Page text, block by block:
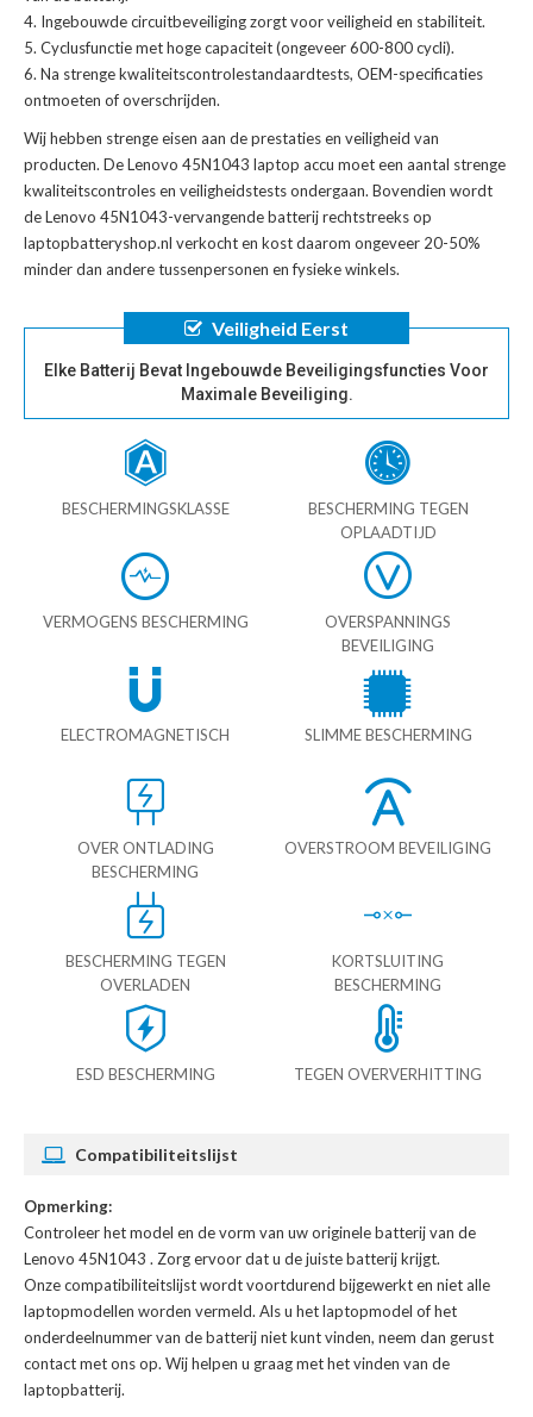
Ingebouwde circuitbeveiliging zorgt voor veiligheid en stabiliteit.
Cyclusfunctie met hoge capaciteit (ongeveer 600-800 cycli).
Na strenge kwaliteitscontrolestandaardtests, OEM-specificaties
ontmoeten of overschrijden.
Wij hebben strenge eisen aan de prestaties en veiligheid van
producten. DeLenovo 45N1043 laptop accu moet een aantal strenge
kwaliteitscontroles en veiligheidstests ondergaan. Bovendien wordt
deLenovo 45N1043-vervangende batterijrechtstreeks op
laptopbatteryshop.nl verkocht en kost daarom ongeveer 20-50%
minder dan andere tussenpersonen en fysieke winkels.
Veiligheid Eerst
Elke Batterij Bevat Ingebouwde Beveiligingsfuncties Voor
Maximale Beveiliging.
BESCHERMINGSKLASSE
BESCHERMING TEGEN
OPLAADTIJD
VERMOGENS BESCHERMING
OVERSPANNINGS
BEVEILIGING
ELECTROMAGNETISCH SLIMME BESCHERMING
OVER ONTLADING
BESCHERMING
OVERSTROOM BEVEILIGING
BESCHERMING TEGEN
OVERLADEN
KORTSLUITING
BESCHERMING
ESD BESCHERMING TEGEN OVERVERHITTING
Compatibiliteitslijst
Opmerking:
Controleer het model en de vorm van uw originele batterij van de
Lenovo 45N1043 . Zorg ervoor dat u de juiste batterij krijgt.
Onze compatibiliteitslijst wordt voortdurend bijgewerkt en niet alle
laptopmodellen worden vermeld. Als u het laptopmodel of het
onderdeelnummer van de batterij niet kunt vinden, neem dan gerust
contact met ons op. Wij helpen u graag met het vinden van de
laptopbatterij.